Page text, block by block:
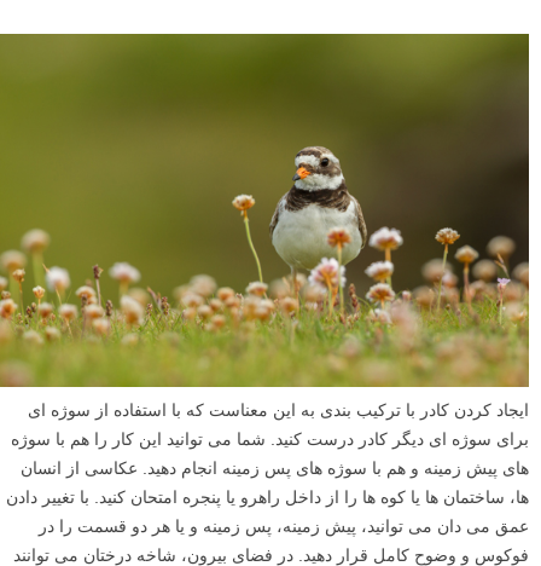
ایجاد کردن کادر با ترکیب بندی به این معناست که با استفاده از سوژه ای
برای سوژه ای دیگر کادر درست کنید. شما می توانید این کار را هم با سوژه
های پیش زمینه و هم با سوژه های پس زمینه انجام دهید. عکاسی از انسان
ها، ساختمان ها یا کوه ها را از داخل راهرو یا پنجره امتحان کنید. با تغییر دادن
عمق می دان می توانید، پیش زمینه، پس زمینه و یا هر دو قسمت را در
فوکوس و وضوح کامل قرار دهید. در فضای بیرون، شاخه درختان می توانند